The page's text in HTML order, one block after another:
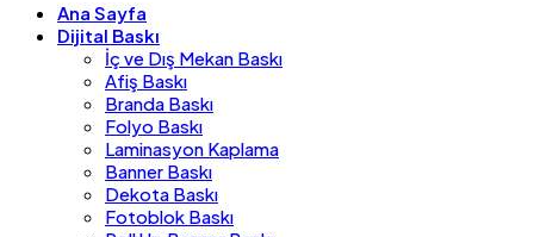
Ana Sayfa
Dijital Baskı
İç ve Dış Mekan Baskı
Afiş Baskı
Branda Baskı
Folyo Baskı
Laminasyon Kaplama
Banner Baskı
Dekota Baskı
Fotoblok Baskı